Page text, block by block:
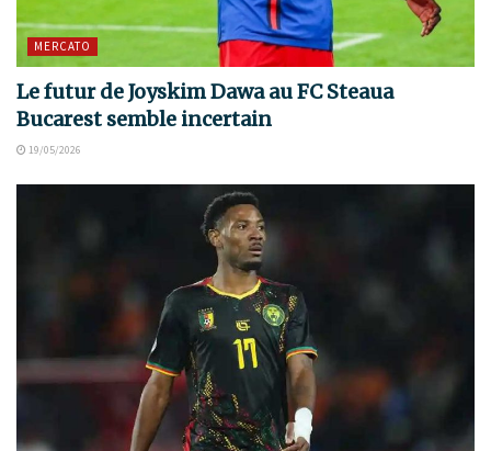
MERCATO
Le futur de Joyskim Dawa au FC Steaua
Bucarest semble incertain
19/05/2026